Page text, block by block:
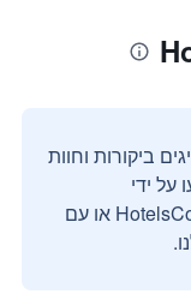
ביקורות וחוות
ידי
משתמשים אמיתיים דרך HotelsCombined או עם